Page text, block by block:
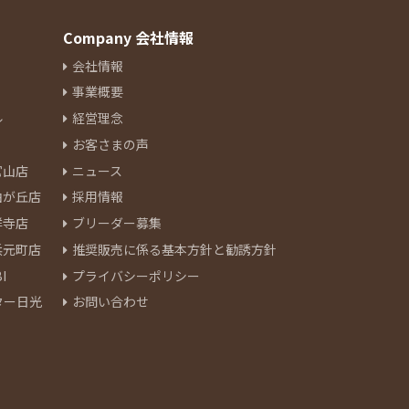
店
丘店
店
町店
日光
Company 会社情報
会社情報
事業概要
経営理念
お客さまの声
ニュース
採用情報
ブリーダー募集
推奨販売に係る基本方針と勧誘方針
プライバシーポリシー
お問い合わせ